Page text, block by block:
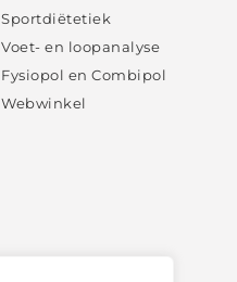
Sportdiëtetiek
Voet- en loopanalyse
Fysiopol en Combipol
Webwinkel